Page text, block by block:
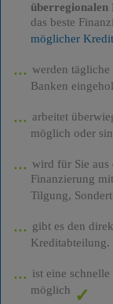
überregionalen
das beste
möglicher
werden
Banken
arbeitet
möglich oder
wird für Sie aus
Finanzierung
Tilgung,
gibt es den
Kreditabteilung.
ist eine schnelle
möglich